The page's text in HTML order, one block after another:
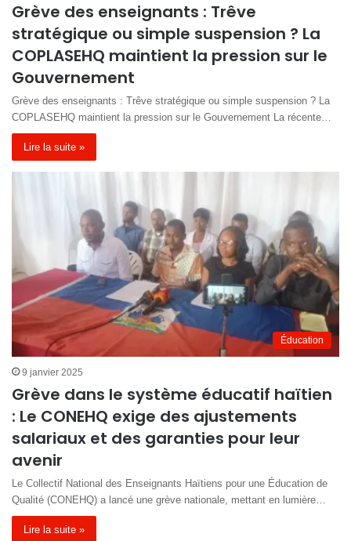
Grève des enseignants : Trêve
stratégique ou simple suspension ? La
COPLASEHQ maintient la pression sur le
Gouvernement
Grève des enseignants : Trêve stratégique ou simple suspension ? La
COPLASEHQ maintient la pression sur le Gouvernement La récente…
Lire la suite »
Éducation
9 janvier 2025
Grève dans le système éducatif haïtien
: Le CONEHQ exige des ajustements
salariaux et des garanties pour leur
avenir
Le Collectif National des Enseignants Haïtiens pour une Éducation de
Qualité (CONEHQ) a lancé une grève nationale, mettant en lumière…
Lire la suite »